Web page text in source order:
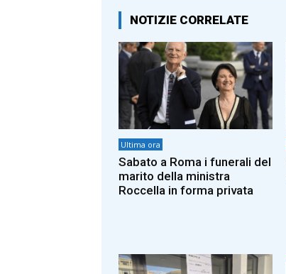
NOTIZIE CORRELATE
Ultima ora
Sabato a Roma i funerali del
marito della ministra
Roccella in forma privata